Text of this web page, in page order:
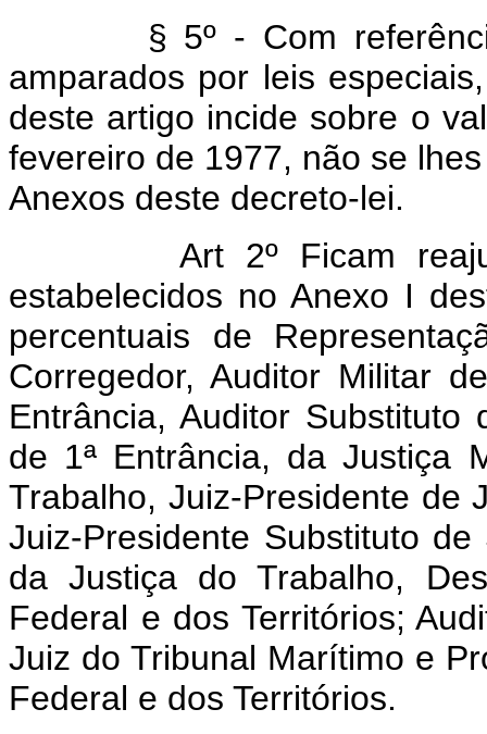
§ 5º - Com referência
amparados por leis
deste artigo incide sobre o
fevereiro de 1977, não se
Anexos deste decreto-lei.
Art 2º Ficam
estabelecidos no Anexo I
percentuais de
Corregedor, Auditor Militar
Entrância, Auditor Substituto
de 1ª Entrância, da Justiça
Trabalho, Juiz-Presidente de
Juiz-Presidente Substituto
da Justiça do Trabalho,
Federal e dos Territórios;
Juiz do Tribunal Marítimo e
Federal e dos Territórios.